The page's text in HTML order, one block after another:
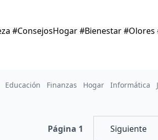
#ConsejosHogar #Bienestar
Educación Finanzas Hogar Informática
Página 1 Siguiente